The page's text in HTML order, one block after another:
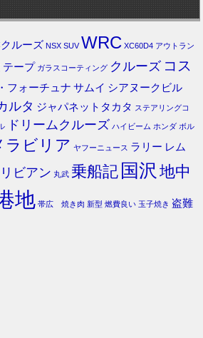
ルーズ NSX SUV WRC XC60D4 アウトラン
テープ ガラスコーティング クルーズ コス
フォーチュナ サムイ シアヌークビル
ルタ ジャパネットタカタ ステアリングコ
ドリームクルーズ ハイビーム ホンダ ボル
ラビリア ヤフーニュース ラリー レム
ビアン 丸武 乗船記 国沢 地中
地 帯広 焼き肉 新型 燃費良い 玉子焼き 盗難